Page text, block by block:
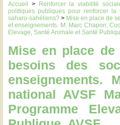
Accueil >
Renforcer la viabilité
politiques publiques pour renforcer
saharo-sahéliens? > Mise en place de
et enseignements. M. Marc Chapon,
Elevage, Santé Animale et Santé
Mise en place
besoins des
enseignements.
national AVSF
Programme